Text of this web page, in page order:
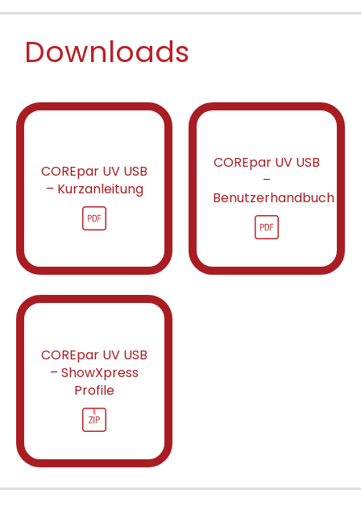
Downloads
COREpar UV USB
– Kurzanleitung
COREpar UV USB
–
Benutzerhandbuch
COREpar UV USB
– ShowXpress
Profile